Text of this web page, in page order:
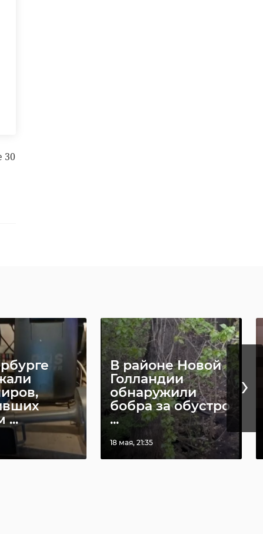
30
...
В районе Новой
Голландии
обнаружили
бобра за обустро
...
18 мая, 21:35
›